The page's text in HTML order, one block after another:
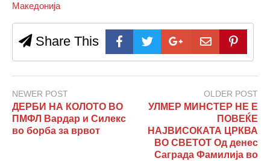
Македонија
Share This
NEWER POST
ДЕРБИ НА КОЛОТО ВО
ПМФЛ Вардар и Силекс
во борба за врвот
OLDER POST
УЛМЕР МИНСТЕР НЕ Е
ПОВЕЌЕ
НАЈВИСОКАТА ЦРКВА
ВО СВЕТОТ Од денес
Саграда Фамилија во